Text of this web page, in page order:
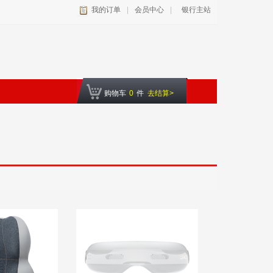
我的订单 会员中心 银行主站
购物车 0 件 去结算>